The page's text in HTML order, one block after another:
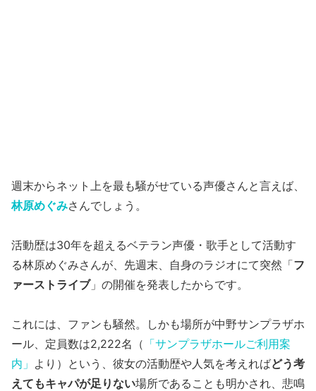
週末からネット上を最も騒がせている声優さんと言えば、
林原めぐみさんでしょう。
活動歴は30年を超えるベテラン声優・歌手として活動す
る林原めぐみさんが、先週末、自身のラジオにて突然「フ
ァーストライブ」の開催を発表したからです。
これには、ファンも騒然。しかも場所が中野サンプラザホ
ール、定員数は2,222名（ 「サンプラザホールご利用案
内」 より）という、彼女の活動歴や人気を考えればどう考
えてもキャパが足りない場所であることも明かされ、悲鳴